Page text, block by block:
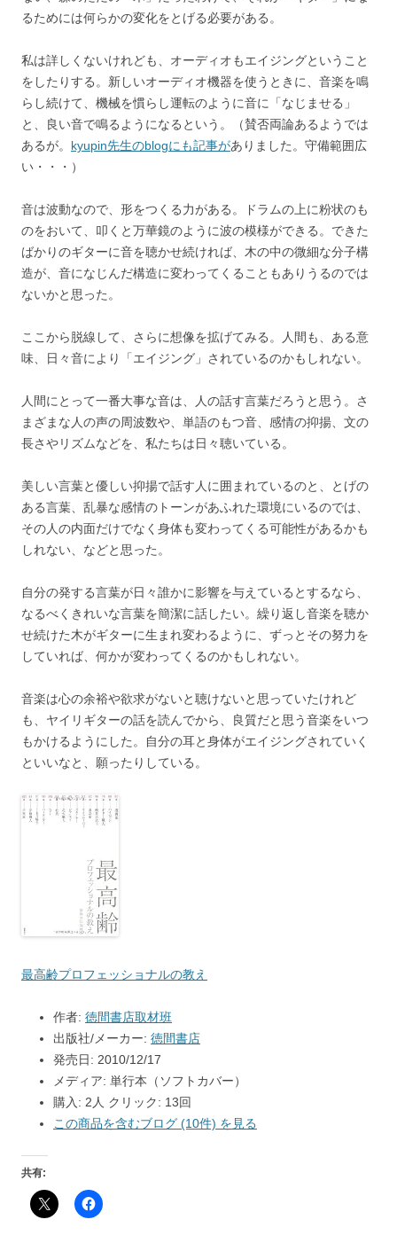
るためには何らかの変化をとげる必要がある。
私は詳しくないけれども、オーディオもエイジングということ
をしたりする。新しいオーディオ機器を使うときに、音楽を鳴
らし続けて、機械を慣らし運転のように音に「なじませる」
と、良い音で鳴るようになるという。（賛否両論あるようでは
あるが。 kyupin先生のblogにも記事がありました。守備範囲広
い・・・）
音は波動なので、形をつくる力がある。ドラムの上に粉状のも
のをおいて、叩くと万華鏡のように波の模様ができる。できた
ばかりのギターに音を聴かせ続ければ、木の中の微細な分子構
造が、音になじんだ構造に変わってくることもありうるのでは
ないかと思った。
ここから脱線して、さらに想像を拡げてみる。人間も、ある意
味、日々音により「エイジング」されているのかもしれない。
人間にとって一番大事な音は、人の話す言葉だろうと思う。さ
まざまな人の声の周波数や、単語のもつ音、感情の抑揚、文の
長さやリズムなどを、私たちは日々聴いている。
美しい言葉と優しい抑揚で話す人に囲まれているのと、とげの
ある言葉、乱暴な感情のトーンがあふれた環境にいるのでは、
その人の内面だけでなく身体も変わってくる可能性があるかも
しれない、などと思った。
自分の発する言葉が日々誰かに影響を与えているとするなら、
なるべくきれいな言葉を簡潔に話したい。繰り返し音楽を聴か
せ続けた木がギターに生まれ変わるように、ずっとその努力を
していれば、何かが変わってくるのかもしれない。
音楽は心の余裕や欲求がないと聴けないと思っていたけれど
も、ヤイリギターの話を読んでから、良質だと思う音楽をいつ
もかけるようにした。自分の耳と身体がエイジングされていく
といいなと、願ったりしている。
最高齢プロフェッショナルの教え
作者: 徳間書店取材班
出版社/メーカー: 徳間書店
発売日: 2010/12/17
メディア: 単行本（ソフトカバー）
購入 : 2人 クリック: 13回
この商品を含むブログ (10件) を見る
共有: